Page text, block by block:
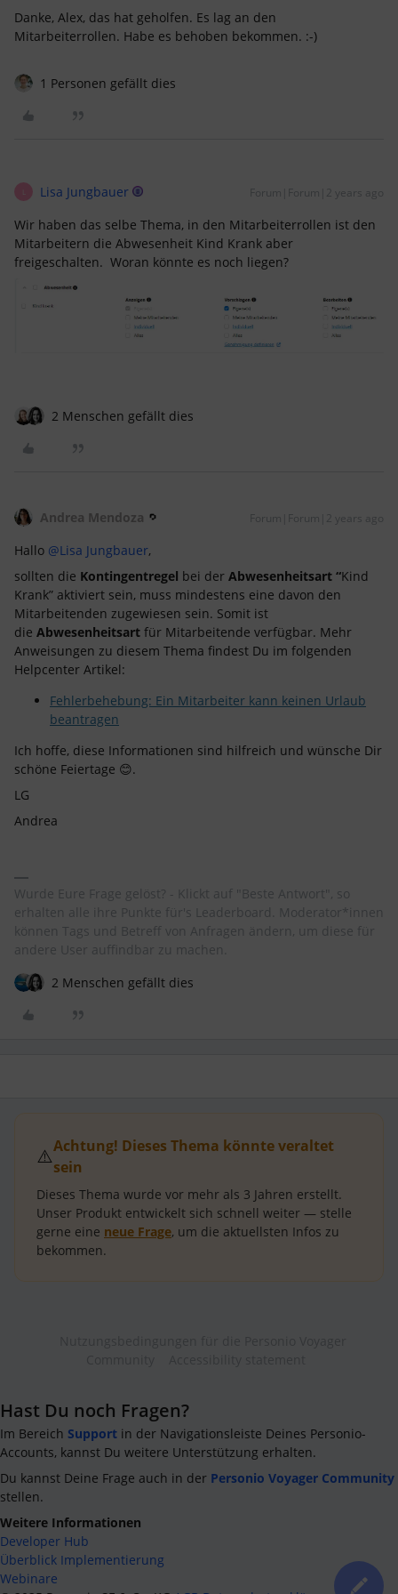
Danke, Alex, das hat geholfen. Es lag an den
Mitarbeiterrollen. Habe es behoben bekommen. :-)
1 Personen gefällt dies
Lisa Jungbauer Forum|Forum|2 years ago
Wir haben das selbe Thema, in den Mitarbeiterrollen ist den
Mitarbeitern die Abwesenheit Kind Krank aber
freigeschalten. Woran könnte es noch liegen?
2 Menschen gefällt dies
Andrea Mendoza Forum|Forum|2 years ago
Hallo @Lisa Jungbauer,
sollten die Kontingentregel bei der Abwesenheitsart “Kind
Krank” aktiviert sein, muss mindestens eine davon den
Mitarbeitenden zugewiesen sein. Somit ist
die Abwesenheitsart für Mitarbeitende verfügbar. Mehr
Anweisungen zu diesem Thema findest Du im folgenden
Helpcenter Artikel:
Fehlerbehebung: Ein Mitarbeiter kann keinen Urlaub
beantragen
Ich hoffe, diese Informationen sind hilfreich und wünsche Dir
schöne Feiertage 😊.
LG
Andrea
Wurde Eure Frage gelöst? - Klickt auf "Beste Antwort", so
erhalten alle ihre Punkte für's Leaderboard. Moderator*innen
können Tags und Betreff von Anfragen ändern, um diese für
andere User auffindbar zu machen.
2 Menschen gefällt dies
⚠️Achtung! Dieses Thema könnte veraltet
sein
Dieses Thema wurde vor mehr als 3 Jahren erstellt.
Unser Produkt entwickelt sich schnell weiter — stelle
gerne eine neue Frage, um die aktuellsten Infos zu
bekommen.
Hast Du noch Fragen?
Im Bereich Support in der Navigationsleiste Deines Personio-
Accounts, kannst Du weitere Unterstützung erhalten.
Du kannst Deine Frage auch in der Personio Voyager Community
stellen.
Weitere Informationen
Developer Hub
Überblick Implementierung
Webinare